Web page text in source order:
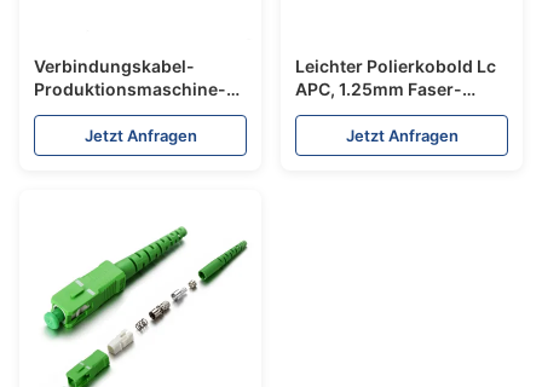
Verbindungskabel-
Produktionsmaschine-
Lichtleiterkabel-
Verbindungsstück-
Prüfvorrichtung DC24V
Jetzt Anfragen
Leichter Polierkobold Lc
APC, 1.25mm Faser-
Polierscheibe
Jetzt Anfragen